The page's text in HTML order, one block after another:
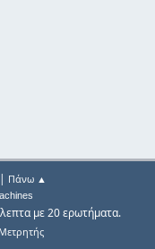
Πάνω ▲
με 20 ερωτήματα.